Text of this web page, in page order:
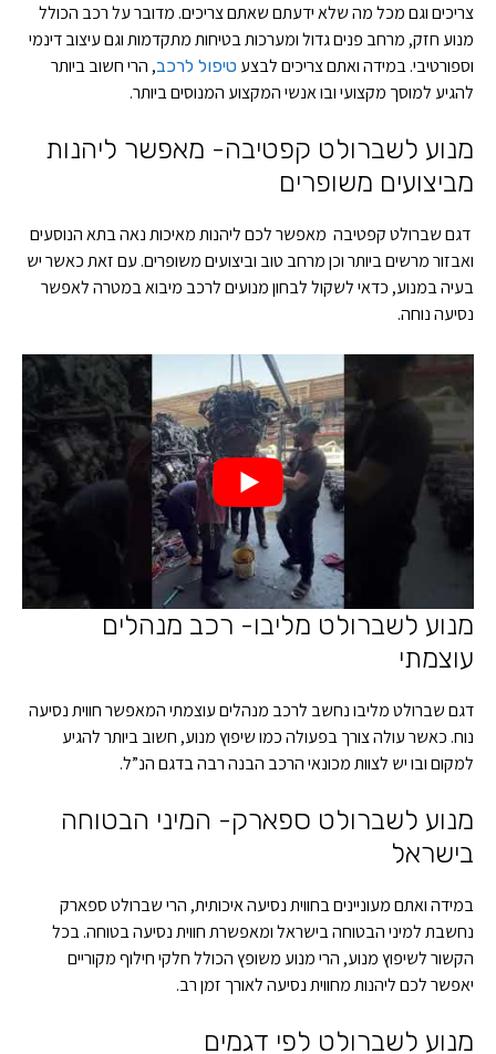
צריכים וגם מכל מה שלא ידעתם שאתם צריכים. מדובר על רכב הכולל
מנוע חזק, מרחב פנים גדול ומערכות בטיחות מתקדמות וגם עיצוב דינמי
וספורטיבי. במידה ואתם צריכים לבצע טיפול לרכב, הרי חשוב ביותר
להגיע למוסך מקצועי ובו אנשי המקצוע המנוסים ביותר.
מנוע לשברולט קפטיבה- מאפשר ליהנות
מביצועים משופרים
דגם שברולט קפטיבה מאפשר לכם ליהנות מאיכות נאה בתא הנוסעים
ואבזור מרשים ביותר וכן מרחב טוב וביצועים משופרים. עם זאת כאשר יש
בעיה במנוע, כדאי לשקול לבחון מנועים לרכב מיבוא במטרה לאפשר
נסיעה נוחה.
מנוע לשברולט מליבו- רכב מנהלים
עוצמתי
דגם שברולט מליבו נחשב לרכב מנהלים עוצמתי המאפשר חווית נסיעה
נוח. כאשר עולה צורך בפעולה כמו שיפוץ מנוע, חשוב ביותר להגיע
למקום ובו יש לצוות מכונאי הרכב הבנה רבה בדגם הנ”ל.
מנוע לשברולט ספארק- המיני הבטוחה
בישראל
במידה ואתם מעוניינים בחווית נסיעה איכותית, הרי שברולט ספארק
נחשבת למיני הבטוחה בישראל ומאפשרת חווית נסיעה בטוחה. בכל
הקשור לשיפוץ מנוע, הרי מנוע משופץ הכולל חלקי חילוף מקוריים
יאפשר לכם ליהנות מחווית נסיעה לאורך זמן רב.
מנוע לשברולט לפי דגמים